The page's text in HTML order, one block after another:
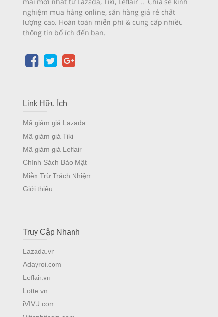
nghiệm mua hàng online, săn hàng giá rẻ chất
lượng cao. Hoàn toàn miễn phí & cung cấp nhiều
thông tin bổ ích đến bạn.
Link Hữu Ích
Mã giảm giá Lazada
Mã giảm giá Tiki
Mã giảm giá Leflair
Chính Sách Bảo Mật
Miễn Trừ Trách Nhiệm
Giới thiệu
Truy Cập Nhanh
Lazada.vn
Adayroi.com
Leflair.vn
Lotte.vn
iVIVU.com